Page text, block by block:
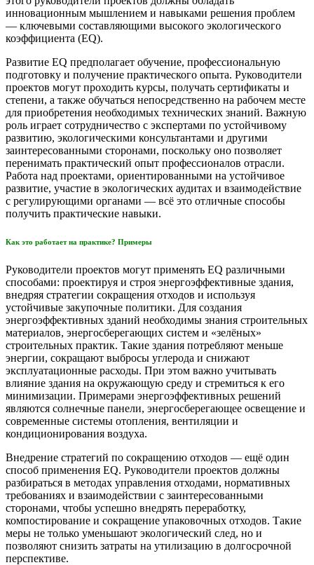
инновационным мышлением и навыками решения проблем
— ключевыми составляющими высокого экологического
коэффициента (EQ).
Развитие EQ предполагает обучение, профессиональную
подготовку и получение практического опыта. Руководители
проектов могут проходить курсы, получать сертификаты и
степени, а также обучаться непосредственно на рабочем месте
для приобретения необходимых технических знаний. Важную
роль играет сотрудничество с экспертами по устойчивому
развитию, экологическими консультантами и другими
заинтересованными сторонами, поскольку оно позволяет
перенимать практический опыт профессионалов отрасли.
Работа над проектами, ориентированными на устойчивое
развитие, участие в экологических аудитах и взаимодействие
с регулирующими органами — всё это отличные способы
получить практические навыки.
Как это работает на практике? Примеры
Руководители проектов могут применять EQ различными
способами: проектируя и строя энергоэффективные здания,
внедряя стратегии сокращения отходов и используя
устойчивые закупочные политики. Для создания
энергоэффективных зданий необходимы знания строительных
материалов, энергосберегающих систем и «зелёных»
строительных практик. Такие здания потребляют меньше
энергии, сокращают выбросы углерода и снижают
эксплуатационные расходы. При этом важно учитывать
влияние здания на окружающую среду и стремиться к его
минимизации. Примерами энергоэффективных решений
являются солнечные панели, энергосберегающее освещение и
современные системы отопления, вентиляции и
кондиционирования воздуха.
Внедрение стратегий по сокращению отходов — ещё один
способ применения EQ. Руководители проектов должны
разбираться в методах управления отходами, нормативных
требованиях и взаимодействии с заинтересованными
сторонами, чтобы успешно внедрять переработку,
компостирование и сокращение упаковочных отходов. Такие
меры не только уменьшают экологический след, но и
позволяют снизить затраты на утилизацию в долгосрочной
перспективе.